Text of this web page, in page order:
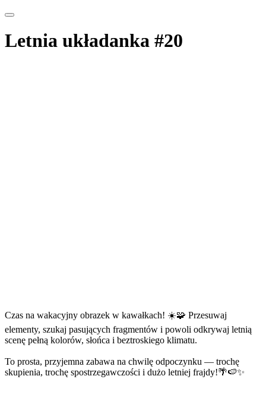
Letnia układanka #20
Czas na wakacyjny obrazek w kawałkach! ☀️🧩 Przesuwaj
elementy, szukaj pasujących fragmentów i powoli odkrywaj letnią
scenę pełną kolorów, słońca i beztroskiego klimatu.
To prosta, przyjemna zabawa na chwilę odpoczynku — trochę
skupienia, trochę spostrzegawczości i dużo letniej frajdy!🌴🍉✨